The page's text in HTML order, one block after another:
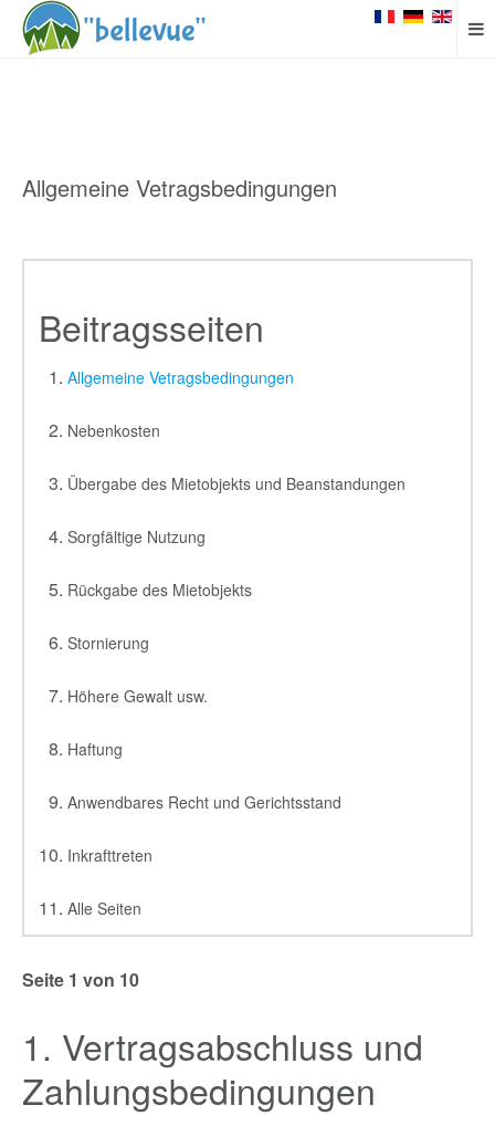
Allgemeine Vetragsbedingungen
Beitragsseiten
Allgemeine Vetragsbedingungen
Nebenkosten
Übergabe des Mietobjekts und Beanstandungen
Sorgfältige Nutzung
Rückgabe des Mietobjekts
Stornierung
Höhere Gewalt usw.
Haftung
Anwendbares Recht und Gerichtsstand
Inkrafttreten
Alle Seiten
Seite 1 von 10
1. Vertragsabschluss und
Zahlungsbedingungen